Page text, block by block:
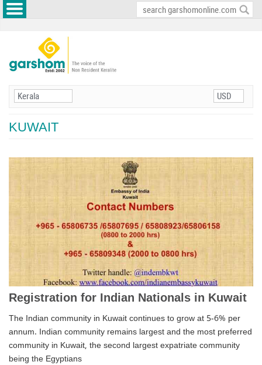
KUWAIT
Registration for Indian Nationals in Kuwait
The Indian community in Kuwait continues to grow at 5-6% per
annum. Indian community remains largest and the most preferred
community in Kuwait, the second largest expatriate community
being the Egyptians